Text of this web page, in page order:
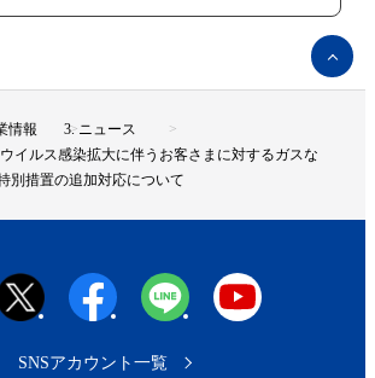
ペ
ー
ジ
ッ
情報
ニュース
イルス感染拡大に伴うお客さまに対するガスな
別措置の追加対応について
SNSアカウント一覧